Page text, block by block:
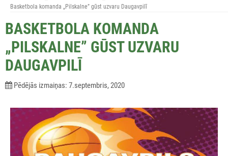
Basketbola komanda „Pilskalne” gūst uzvaru Daugavpilī
BASKETBOLA KOMANDA
„PILSKALNE” GŪST UZVARU
DAUGAVPILĪ
Pēdējās izmaiņas: 7.septembris, 2020